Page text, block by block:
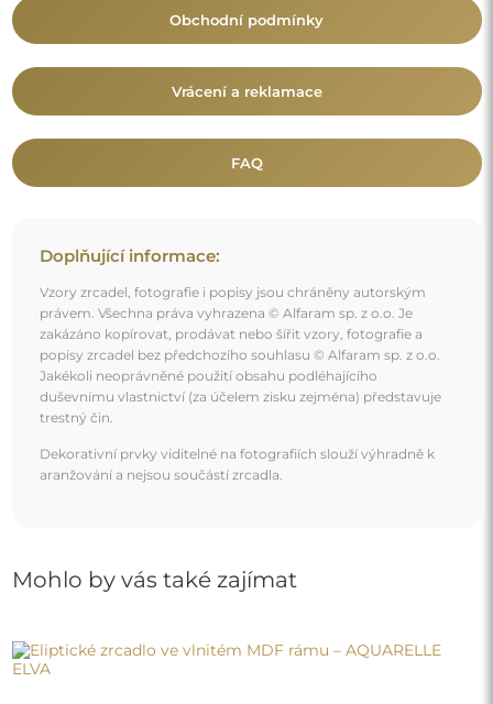
Obchodní podmínky
Vrácení a reklamace
FAQ
Doplňující informace:
Vzory zrcadel, fotografie i popisy jsou chráněny autorským
právem. Všechna práva vyhrazena © Alfaram sp. z o.o. Je
zakázáno kopírovat, prodávat nebo šířit vzory, fotografie a
popisy zrcadel bez předchozího souhlasu © Alfaram sp. z o.o.
Jakékoli neoprávněné použití obsahu podléhajícího
duševnímu vlastnictví (za účelem zisku zejména) představuje
trestný čin.
Dekorativní prvky viditelné na fotografiích slouží výhradně k
aranžování a nejsou součástí zrcadla.
Mohlo by vás také zajímat